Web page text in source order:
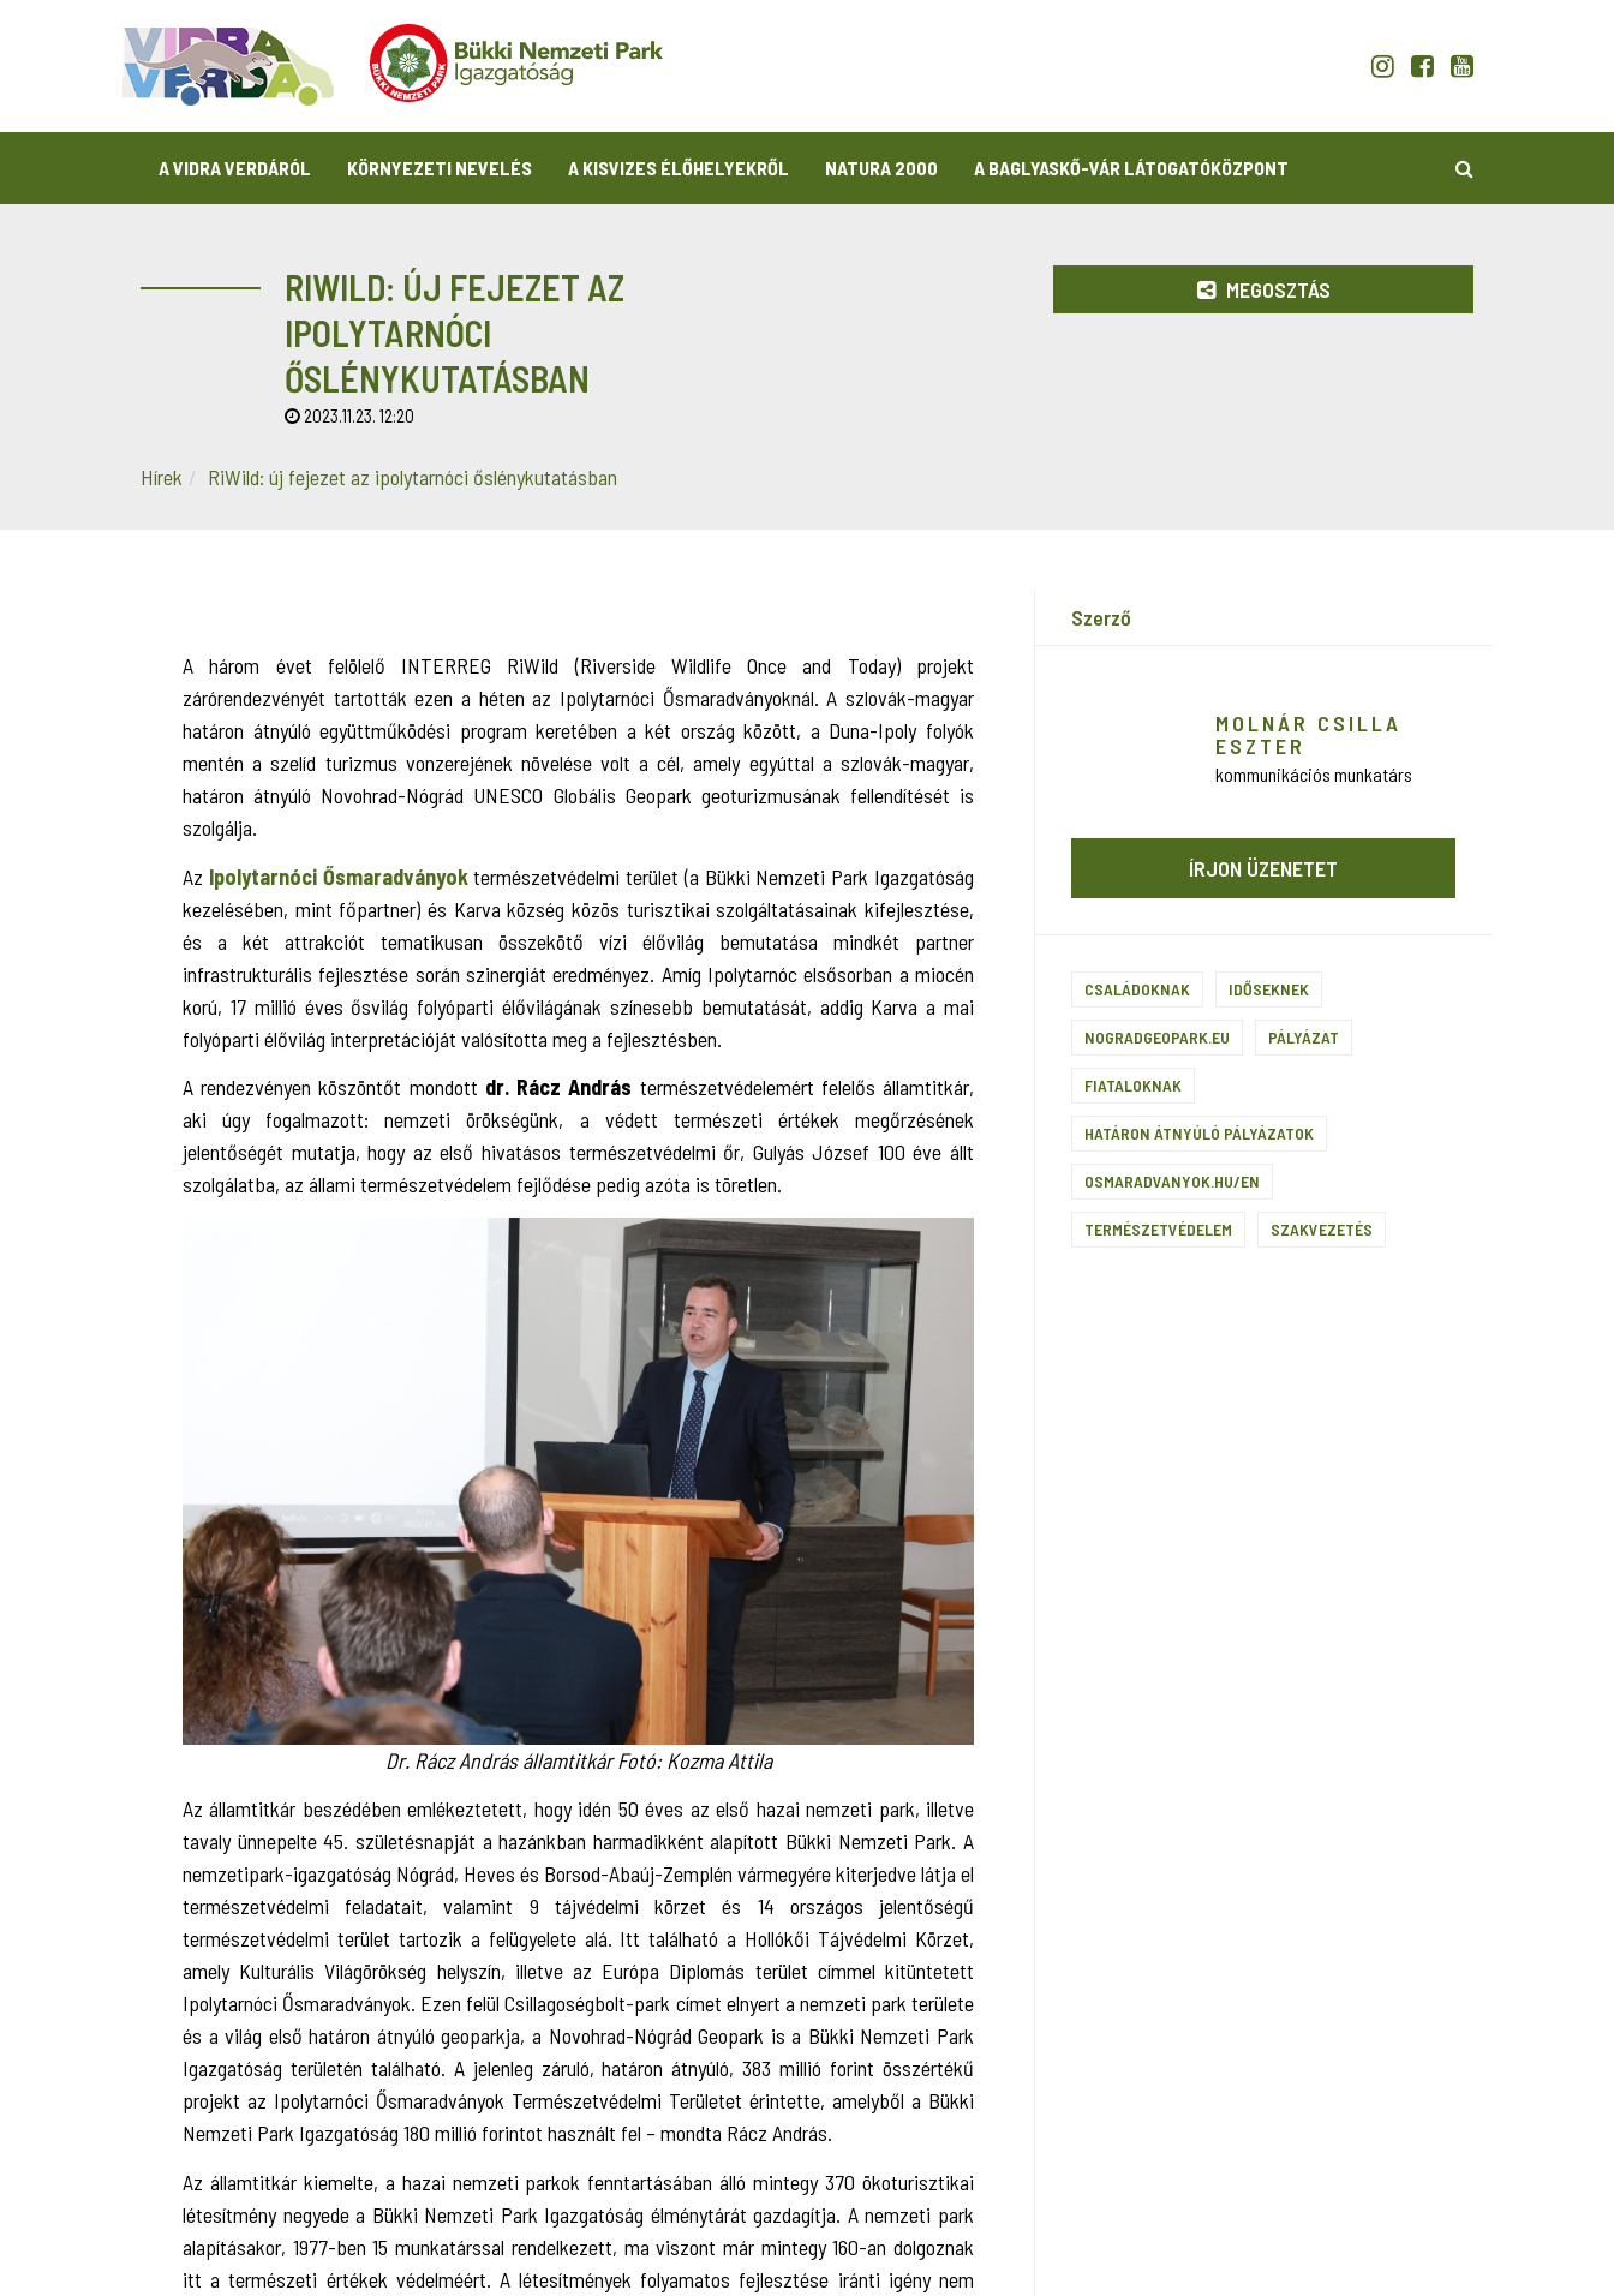
A VIDRA VERDÁRÓL KÖRNYEZETI NEVELÉS A KISVIZES ÉLŐHELYEKRŐL NATURA 2000 A BAGLYASKŐ-VÁR LÁTOGATÓKÖZPONT
RIWILD: ÚJ FEJEZET AZ
IPOLYTARNÓCI
ŐSLÉNYKUTATÁSBAN
2023.11.23. 12:20
Hírek RiWild: új fejezet az ipolytarnóci őslénykutatásban
MEGOSZTÁS
A három évet felölelő INTERREG RiWild (Riverside Wildlife Once and Today) projekt
zárórendezvényét tartották ezen a héten az Ipolytarnóci Ősmaradványoknál. A szlovák-magyar
határon átnyúló együttműködési program keretében a két ország között, a Duna-Ipoly folyók
mentén a szelíd turizmus vonzerejének növelése volt a cél, amely egyúttal a szlovák-magyar,
határon átnyúló Novohrad-Nógrád UNESCO Globális Geopark geoturizmusának fellendítését is
szolgálja.
Az Ipolytarnóci Ősmaradványoktermészetvédelmi terület (a Bükki Nemzeti Park Igazgatóság
kezelésében, mint főpartner) és Karva község közös turisztikai szolgáltatásainak kifejlesztése,
és a két attrakciót tematikusan összekötő vízi élővilág bemutatása mindkét partner
infrastrukturális fejlesztése során szinergiát eredményez. Amíg Ipolytarnóc elsősorban a miocén
korú, 17 millió éves ősvilág folyóparti élővilágának színesebb bemutatását, addig Karva a mai
folyóparti élővilág interpretációját valósította meg a fejlesztésben.
A rendezvényen köszöntőt mondott dr. Rácz András természetvédelemért felelős államtitkár,
aki úgy fogalmazott: nemzeti örökségünk, a védett természeti értékek megőrzésének
jelentőségét mutatja, hogy az első hivatásos természetvédelmi őr, Gulyás József 100 éve állt
szolgálatba, az állami természetvédelem fejlődése pedig azóta is töretlen.
Dr. Rácz András államtitkár Fotó: Kozma Attila
Az államtitkár beszédében emlékeztetett, hogy idén 50 éves az első hazai nemzeti park, illetve
tavaly ünnepelte 45. születésnapját a hazánkban harmadikként alapított Bükki Nemzeti Park. A
nemzetipark-igazgatóság Nógrád, Heves és Borsod-Abaúj-Zemplén vármegyére kiterjedve látja el
természetvédelmi feladatait, valamint 9 tájvédelmi körzet és 14 országos jelentőségű
természetvédelmi terület tartozik a felügyelete alá. Itt található a Hollókői Tájvédelmi Körzet,
amely Kulturális Világörökség helyszín, illetve az Európa Diplomás terület címmel kitüntetett
Ipolytarnóci Ősmaradványok. Ezen felül Csillagoségbolt-park címet elnyert a nemzeti park területe
és a világ első határon átnyúló geoparkja, a Novohrad-Nógrád Geopark is a Bükki Nemzeti Park
Igazgatóság területén található. A jelenleg záruló, határon átnyúló, 383 millió forint összértékű
projekt az Ipolytarnóci Ősmaradványok Természetvédelmi Területet érintette, amelyből a Bükki
Nemzeti Park Igazgatóság 180 millió forintot használt fel – mondta Rácz András.
Az államtitkár kiemelte, a hazai nemzeti parkok fenntartásában álló mintegy 370 ökoturisztikai
létesítmény negyede a Bükki Nemzeti Park Igazgatóság élménytárát gazdagítja. A nemzeti park
alapításakor, 1977-ben 15 munkatárssal rendelkezett, ma viszont már mintegy 160-an dolgoznak
itt a természeti értékek védelméért. A létesítmények folyamatos fejlesztése iránti igény nem
szerző
MOLNÁR CSILLA
ESZTER
kommunikációs munkatárs
ÍRJON ÜZENETET
CSALÁDOKNAK IDŐSEKNEK
NOGRADGEOPARK.EU PÁLYÁZAT
FIATALOKNAK
HATÁRON ÁTNYÚLÓ PÁLYÁZATOK
OSMARADVANYOK.HU/EN
TERMÉSZETVÉDELEM SZAKVEZETÉS